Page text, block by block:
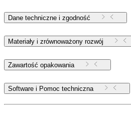
Dane techniczne i zgodność
Materiały i zrównoważony rozwój
Zawartość opakowania
Software i Pomoc techniczna